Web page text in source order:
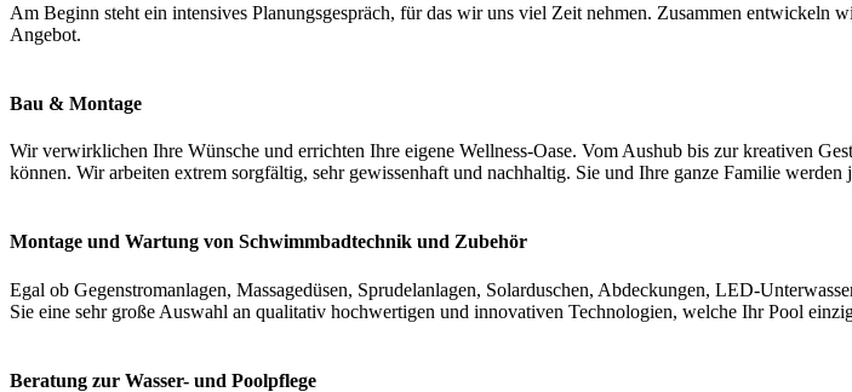
Am Beginn steht ein intensives Planungsgespräch, für das wir uns viel Zeit nehmen. Zusammen entwickeln
Angebot.
Bau & Montage
Wir verwirklichen Ihre Wünsche und errichten Ihre eigene Wellness-Oase. Vom Aushub bis zur kreativen
können. Wir arbeiten extrem sorgfältig, sehr gewissenhaft und nachhaltig. Sie und Ihre ganze Familie
Montage und Wartung von Schwimmbadtechnik und Zubehör
Egal ob Gegenstromanlagen, Massagedüsen, Sprudelanlagen, Solarduschen, Abdeckungen, LED-
Sie eine sehr große Auswahl an qualitativ hochwertigen und innovativen Technologien, welche Ihr Pool
Beratung zur Wasser- und Poolpflege